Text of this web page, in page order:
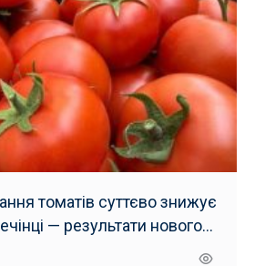
томатів суттєво знижує
— результати нового